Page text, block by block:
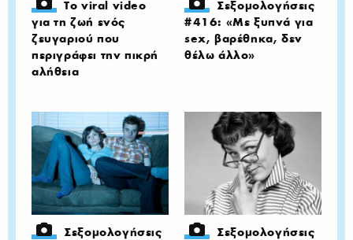
Το viral video
για τη ζωή ενός
ζευγαριού που
περιγράφει την πικρή
αλήθεια
Σεξομολογήσεις
#416: «Με ξυπνά για
sex, βαρέθηκα, δεν
θέλω άλλο»
Σεξομολογήσεις
Σεξομολογήσεις